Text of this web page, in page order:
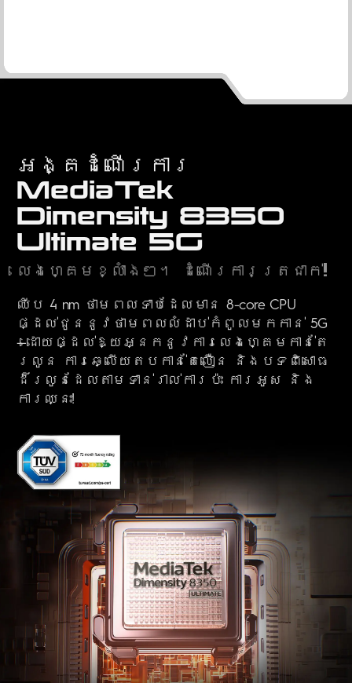
អង្គដំណើរការ
MediaTek
Dimensity 8350
Ultimate 5G
លេងហ្គេមខ្លាំងៗ។ ដំណើរការត្រជាក់!
ឈីប 4 nm ថាមពលទាបដែលមាន 8-core CPU
ផ្ដល់ជូននូវថាមពលលំដាប់កំពូលមកកាន់ 5G
—ដោយផ្ដល់ឱ្យអ្នកនូវការលេងហ្គេមកាន់តែ
រលូន ការឆ្លើយតបកាន់តែលឿន និងបទពិសោធ
ដ៏រលូនដែលតាមទាន់រាល់ការប៉ះ ការអូស និង
ការឈ្នះ!